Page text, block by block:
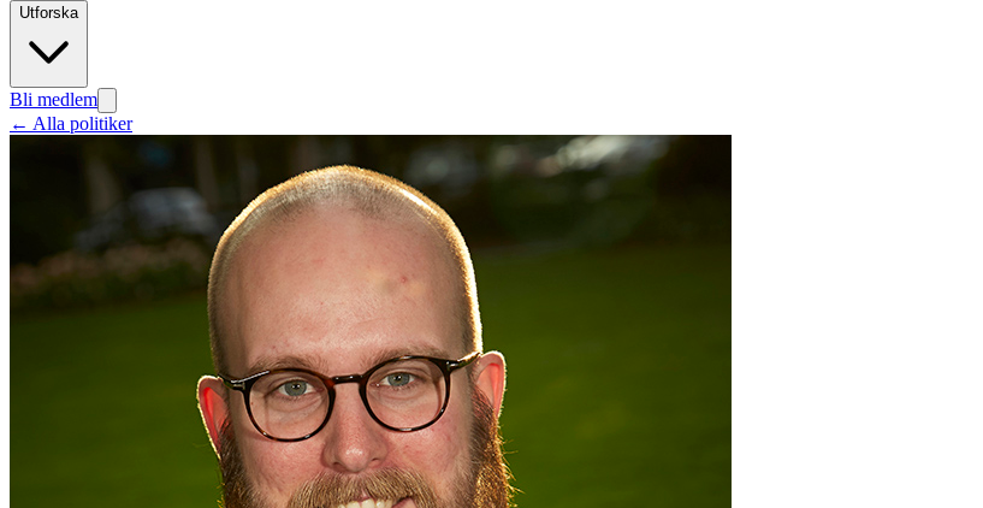
Utforska
Bli medlem
← Alla politiker